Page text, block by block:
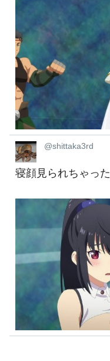
@shittaka3rd
寝顔見られちゃった